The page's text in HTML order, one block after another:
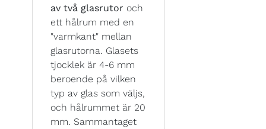
av två glasrutor och
ett hålrum med en
"varmkant" mellan
glasrutorna. Glasets
tjocklek är 4-6 mm
beroende på vilken
typ av glas som väljs,
och hålrummet är 20
mm. Sammantaget